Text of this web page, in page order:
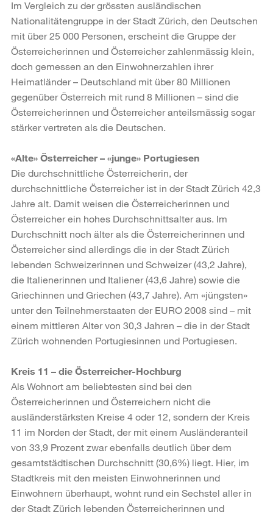
Im Vergleich zu der grössten ausländischen
Nationalitätengruppe in der Stadt Zürich, den Deutschen
mit über 25 000 Personen, erscheint die Gruppe der
Österreicherinnen und Österreicher zahlenmässig klein,
doch gemessen an den Einwohnerzahlen ihrer
Heimatländer – Deutschland mit über 80 Millionen
gegenüber Österreich mit rund 8 Millionen – sind die
Österreicherinnen und Österreicher anteilsmässig sogar
stärker vertreten als die Deutschen.
«Alte» Österreicher – «junge» Portugiesen
Die durchschnittliche Österreicherin, der
durchschnittliche Österreicher ist in der Stadt Zürich 42,3
Jahre alt. Damit weisen die Österreicherinnen und
Österreicher ein hohes Durchschnittsalter aus. Im
Durchschnitt noch älter als die Österreicherinnen und
Österreicher sind allerdings die in der Stadt Zürich
lebenden Schweizerinnen und Schweizer (43,2 Jahre),
die Italienerinnen und Italiener (43,6 Jahre) sowie die
Griechinnen und Griechen (43,7 Jahre). Am «jüngsten»
unter den Teilnehmerstaaten der EURO 2008 sind – mit
einem mittleren Alter von 30,3 Jahren – die in der Stadt
Zürich wohnenden Portugiesinnen und Portugiesen.
Kreis 11 – die Österreicher-Hochburg
Als Wohnort am beliebtesten sind bei den
Österreicherinnen und Österreichern nicht die
ausländerstärksten Kreise 4 oder 12, sondern der Kreis
11 im Norden der Stadt, der mit einem Ausländeranteil
von 33,9 Prozent zwar ebenfalls deutlich über dem
gesamtstädtischen Durchschnitt (30,6%) liegt. Hier, im
Stadtkreis mit den meisten Einwohnerinnen und
Einwohnern überhaupt, wohnt rund ein Sechstel aller in
der Stadt Zürich lebenden Österreicherinnen und